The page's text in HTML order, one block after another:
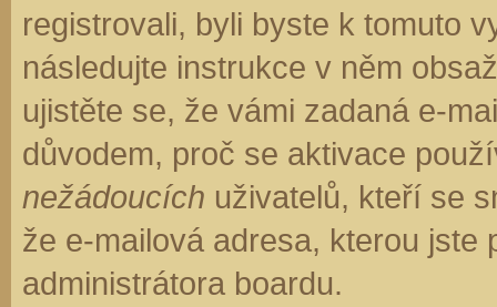
registrovali, byli byste k tomuto
následujte instrukce v něm
ujistěte se, že vámi zadaná e-
důvodem, proč se aktivace
nežádoucích uživatelů, kteří se
že e-mailová adresa, kterou jste
administrátora boardu.